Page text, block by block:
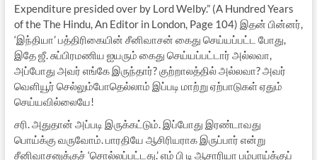
Expenditure presided over by Lord Welby.” (A Hundred Years
of the The Hindu, An Editor in London, Page 104) இதன் பின்னர்,
‘இந்தியா’ பத்திரிகையின் சீனிவாசன் கைது செய்யப்பட்ட போது,
இதே ஜீ. சுப்பிரமணிய ஐயரும் கைது செய்யப்பட்டார் அல்லவா,
அப்போது அவர் எங்கே இருந்தார்? குற்றாலத்தில் அல்லவா? அவர்
வெளியூர் செல்லும்போதெல்லாம் இப்படி மாற்று ஏற்பாடுகள் ஏதும்
செய்யவில்லையே!
சரி. அதுதான் அப்படி இருக்கட்டும். இப்போது இரண்டாவது
பொய்க்கு வருவோம். பாரதியே ஆசிரியராக இருப்பார் என்று
சீனிவாசனுக்குச் ‘சொல்லப்பட்டது.’ எம் பி டி ஆசாரியா பம்பாய்க்குப்